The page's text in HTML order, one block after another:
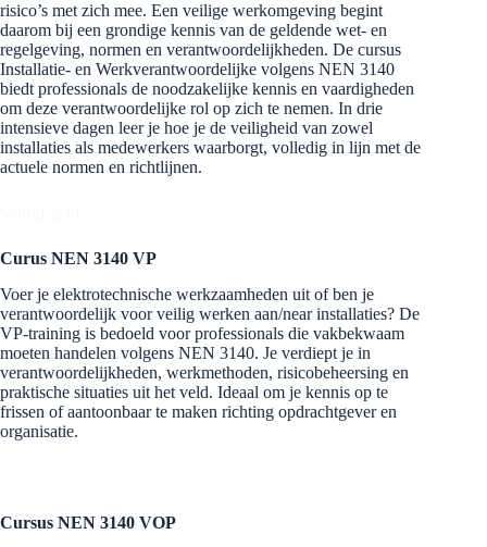
risico’s met zich mee. Een veilige werkomgeving begint
daarom bij een grondige kennis van de geldende wet- en
regelgeving, normen en verantwoordelijkheden. De cursus
Installatie- en Werkverantwoordelijke volgens NEN 3140
biedt professionals de noodzakelijke kennis en vaardigheden
om deze verantwoordelijke rol op zich te nemen. In drie
intensieve dagen leer je hoe je de veiligheid van zowel
installaties als medewerkers waarborgt, volledig in lijn met de
actuele normen en richtlijnen.
Curus NEN 3140 VP
Voer je elektrotechnische werkzaamheden uit of ben je
verantwoordelijk voor veilig werken aan/near installaties? De
VP-training is bedoeld voor professionals die vakbekwaam
moeten handelen volgens NEN 3140. Je verdiept je in
verantwoordelijkheden, werkmethoden, risicobeheersing en
praktische situaties uit het veld. Ideaal om je kennis op te
frissen of aantoonbaar te maken richting opdrachtgever en
organisatie.
Cursus NEN 3140 VOP